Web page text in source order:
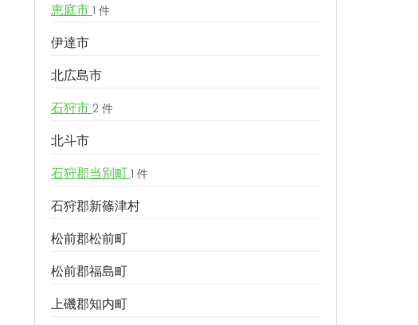
恵庭市 1 件
伊達市
北広島市
石狩市 2 件
北斗市
石狩郡当別町 1 件
石狩郡新篠津村
松前郡松前町
松前郡福島町
上磯郡知内町